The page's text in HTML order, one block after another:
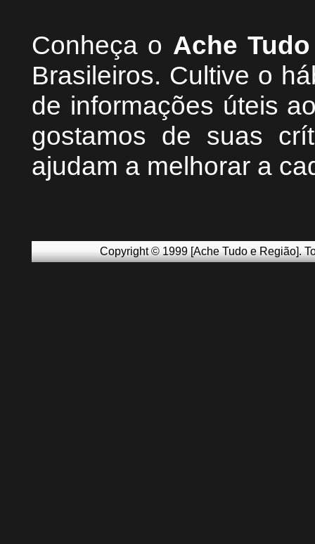
Conheça o Ache
Brasileiros. Cultive o
de informações úteis
gostamos de suas
ajudam a melhorar a
Copyright © 1999 [Ache Tudo e Região].